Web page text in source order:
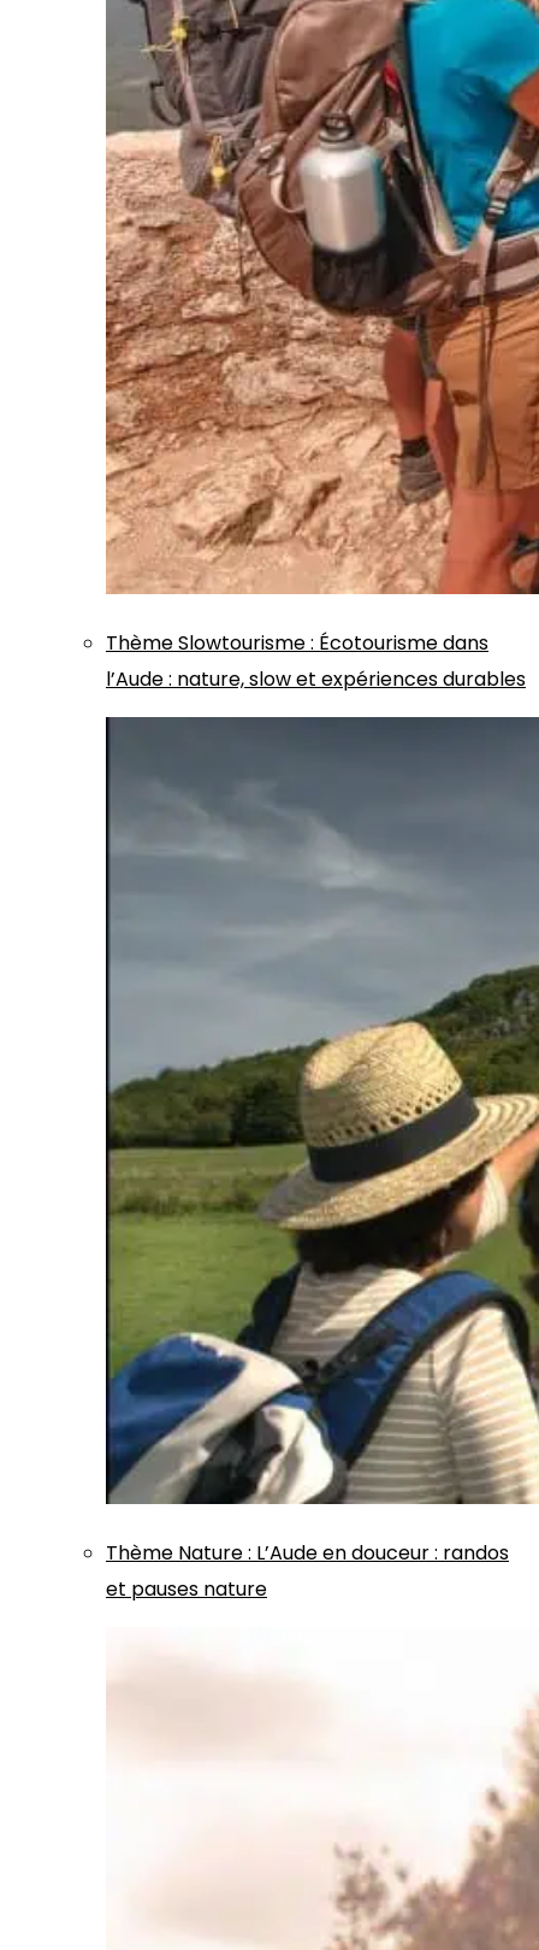
ThèmeSlowtourisme: Écotourisme dans
l’Aude : nature, slow et expériences durables
Thème Nature: L’Aude en douceur : randos
et pauses nature